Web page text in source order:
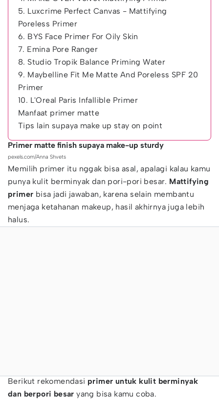
5. Luxcrime Perfect Canvas - Mattifying
Poreless Primer
6. BYS Face Primer For Oily Skin
7. Emina Pore Ranger
8. Studio Tropik Balance Priming Water
9. Maybelline Fit Me Matte And Poreless SPF 20
Primer
10. L'Oreal Paris Infallible Primer
Manfaat primer matte
Tips lain supaya make up stay on point
Primer matte finish supaya make-up sturdy
pexels.com/Anna Shvets
Memilih primer itu nggak bisa asal, apalagi kalau kamu
punya kulit berminyak dan pori-pori besar. Mattifying
primer bisa jadi jawaban, karena selain membantu
menjaga ketahanan makeup, hasil akhirnya juga lebih
halus.
Berikut rekomendasi primer untuk kulit berminyak
dan berpori besar yang bisa kamu coba.